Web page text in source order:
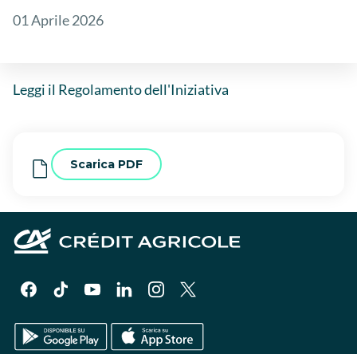
01 Aprile 2026
Leggi il Regolamento dell'Iniziativa
Scarica PDF